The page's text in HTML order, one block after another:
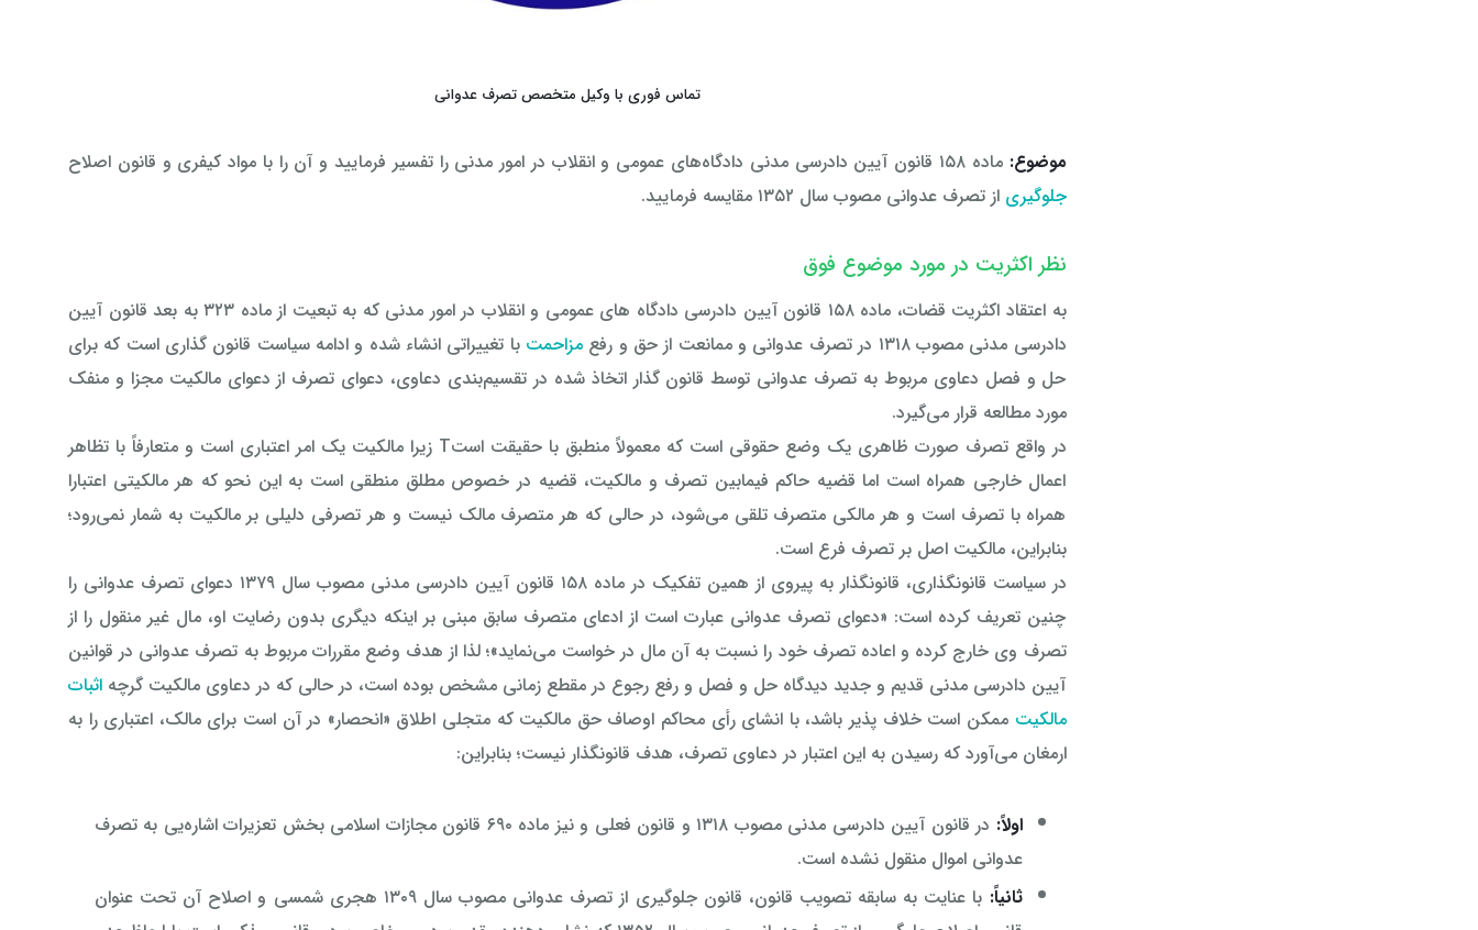
تماس فوری با وکیل متخصص تصرف عدوانی
موضوع: ماده ۱۵۸ قانون آیین دادرسی مدنی دادگاه‌های عمومی و انقلاب در امور مدنی را تفسیر فرمایید و آن را با مواد کیفری و قانون اصلاح
جلوگیری از تصرف عدوانی مصوب سال ۱۳۵۲ مقایسه فرمایید.
نظر اکثریت در مورد موضوع فوق
به اعتقاد اکثریت قضات، ماده ۱۵۸ قانون آیین دادرسی دادگاه‌ های عمومی و انقلاب در امور مدنی که به تبعیت از ماده ۳۲۳ به بعد قانون آیین
دادرسی مدنی مصوب ۱۳۱۸ در تصرف عدوانی و ممانعت از حق و رفع
مزاحمت با تغییراتی انشاء شده و ادامه سیاست قانون گذاری است که برای
حل و فصل دعاوی مربوط به تصرف عدوانی توسط قانون گذار اتخاذ شده در تقسیم‌بندی دعاوی، دعوای تصرف از دعوای مالکیت مجزا و منفک
مورد مطالعه قرار می‌گیرد.
در واقع تصرف صورت ظاهری یک وضع حقوقی است که معمولاً منطبق با حقیقت استT زیرا مالکیت یک امر اعتباری است و متعارفاً با تظاهر
اعمال خارجی همراه است اما قضيه حاكم فيمابين تصرف و مالکیت، قضیه در خصوص مطلق منطقی است به این نحو که هر مالكیتی اعتبارا
همراه با تصرف است و هر مالکی متصرف تلقی می‌شود، در حالی که هر متصرف مالک نیست و هر تصرفی دلیلی بر مالکیت به شمار نمی‌رود؛
بنابراین، مالکیت اصل بر تصرف فرع است.
در سیاست قانونگذاری، قانونگذار به پیروی از همین تفکیک در ماده ۱۵۸ قانون آیین دادرسی مدنی مصوب سال ۱۳۷۹ دعوای تصرف عدوانی را
چنین تعریف کرده است: «دعوای تصرف عدوانی عبارت است از ادعای متصرف سابق مبنی بر اینکه دیگری بدون رضایت او، مال غیر منقول را از
تصرف وی خارج کرده و اعاده تصرف خود را نسبت به آن مال در خواست می‌نماید»؛ لذا از هدف وضع مقررات مربوط به تصرف عدوانی در قوانین
آیین دادرسی مدنی قدیم و جدید دیدگاه حل و فصل و رفع رجوع در مقطع زمانی مشخص بوده است، در حالی که در دعاوی مالکیت گرچه اثبات
مالکیت ممکن است خلاف پذیر باشد، با انشای رأی محاکم اوصاف حق مالکیت که متجلی اطلاق «انحصار» در آن است برای مالک، اعتباری را به
ارمغان می‌آورد که رسیدن به این اعتبار در دعاوی تصرف، هدف قانونگذار نیست؛ بنابراین:
اولاً:
در قانون آیین دادرسی مدنی مصوب ۱۳۱۸ و قانون فعلی و نیز ماده ۶۹۰ قانون مجازات اسلامی بخش تعزیرات اشاره‌یی به تصرف
عدوانی اموال منقول نشده است.
ثانیاً:
با عنایت به سابقه تصویب قانون، قانون جلوگیری از تصرف عدوانی مصوب سال ۱۳۰۹ هجری شمسی و اصلاح آن تحت عنوان